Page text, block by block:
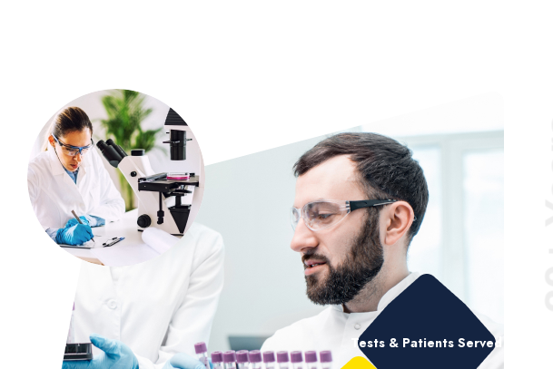
Tests & Patients Served